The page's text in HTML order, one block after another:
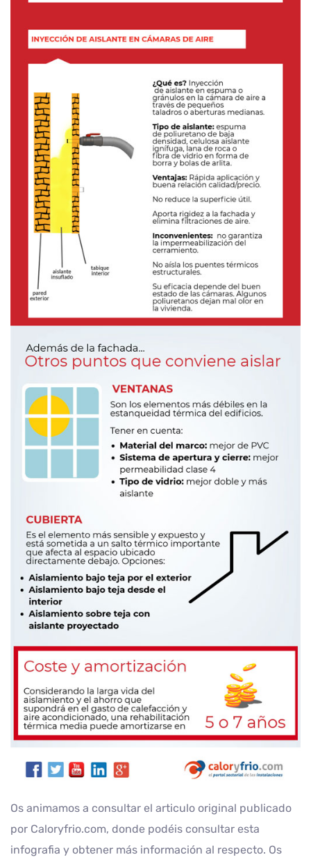
Os animamos a consultar el articulo original publicado
por Caloryfrio.com, donde podéis consultar esta
infografia y obtener más información al respecto. Os